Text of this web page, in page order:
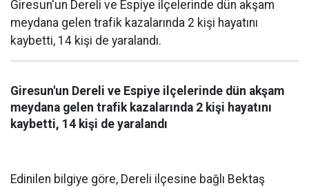
Giresun'un Dereli ve Espiye ilçelerinde dün akşam
meydana gelen trafik kazalarında 2 kişi hayatını
kaybetti, 14 kişi de yaralandı.
Giresun'un Dereli ve Espiye ilçelerinde dün akşam
meydana gelen trafik kazalarında 2 kişi hayatını
kaybetti, 14 kişi de yaralandı
Edinilen bilgiye göre, Dereli ilçesine bağlı Bektaş